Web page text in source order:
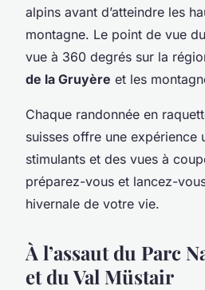
alpins avant d’atteindre les
montagne. Le point de vue
vue à 360 degrés sur la
de la Gruyère et les
Chaque randonnée en
suisses offre une expérience
stimulants et des vues à
préparez-vous et lancez-
hivernale de votre vie.
À l’assaut du Parc
et du Val Müstair